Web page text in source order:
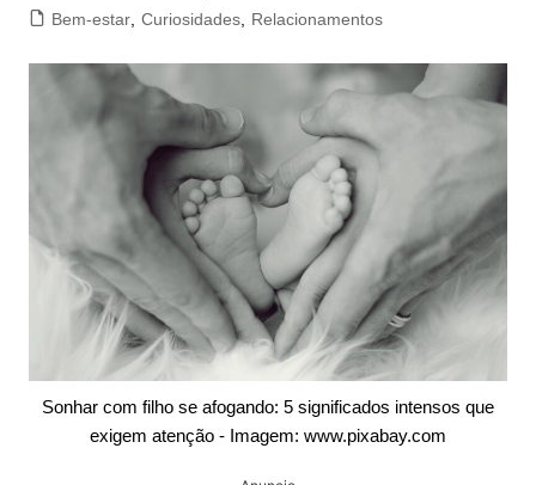
Bem-estar, Curiosidades, Relacionamentos
Sonhar com filho se afogando: 5 significados intensos que
exigem atenção - Imagem: www.pixabay.com